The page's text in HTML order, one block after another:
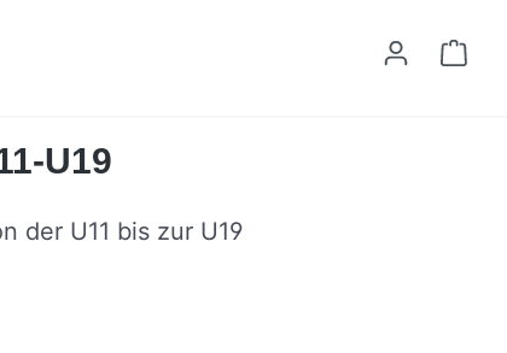
U19
der U11 bis zur U19